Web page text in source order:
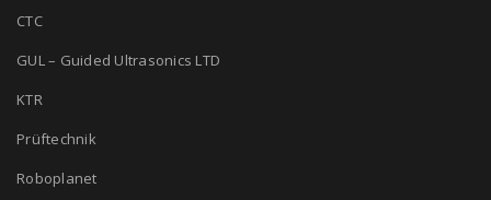
CTC
GUL – Guided Ultrasonics LTD
KTR
Prüftechnik
Roboplanet